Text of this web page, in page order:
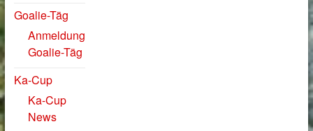
Goalie-Täg
Anmeldung
Goalie-Täg
Ka-Cup
Ka-Cup
News